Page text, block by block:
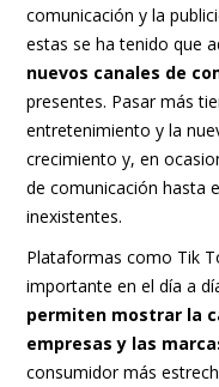
comunicación y la
estas se ha tenido que
nuevos canales de
presentes. Pasar más
entretenimiento y la
crecimiento y, en
de comunicación hasta
inexistentes.
Plataformas como Tik
importante en el día a
permiten mostrar la
empresas y las
consumidor más